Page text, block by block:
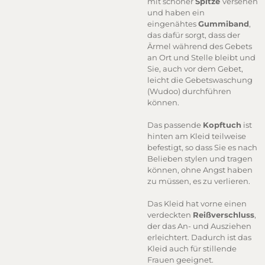
und haben ein
eingenähtesGummiband,
das dafür sorgt, dass der
Ärmel während des Gebets
an Ort und Stelle bleibt und
Sie, auch vor dem Gebet,
leicht die Gebetswaschung
(Wudoo) durchführen
können.
Das passende Kopftuch ist
hinten am Kleid teilweise
befestigt, so dass Sie es nach
Belieben stylen und tragen
können, ohne Angst haben
zu müssen, es zu verlieren.
Das Kleid hat vorne einen
verdeckten Reißverschluss,
der das An- und Ausziehen
erleichtert. Dadurch ist das
Kleid auch für stillende
Frauen geeignet.